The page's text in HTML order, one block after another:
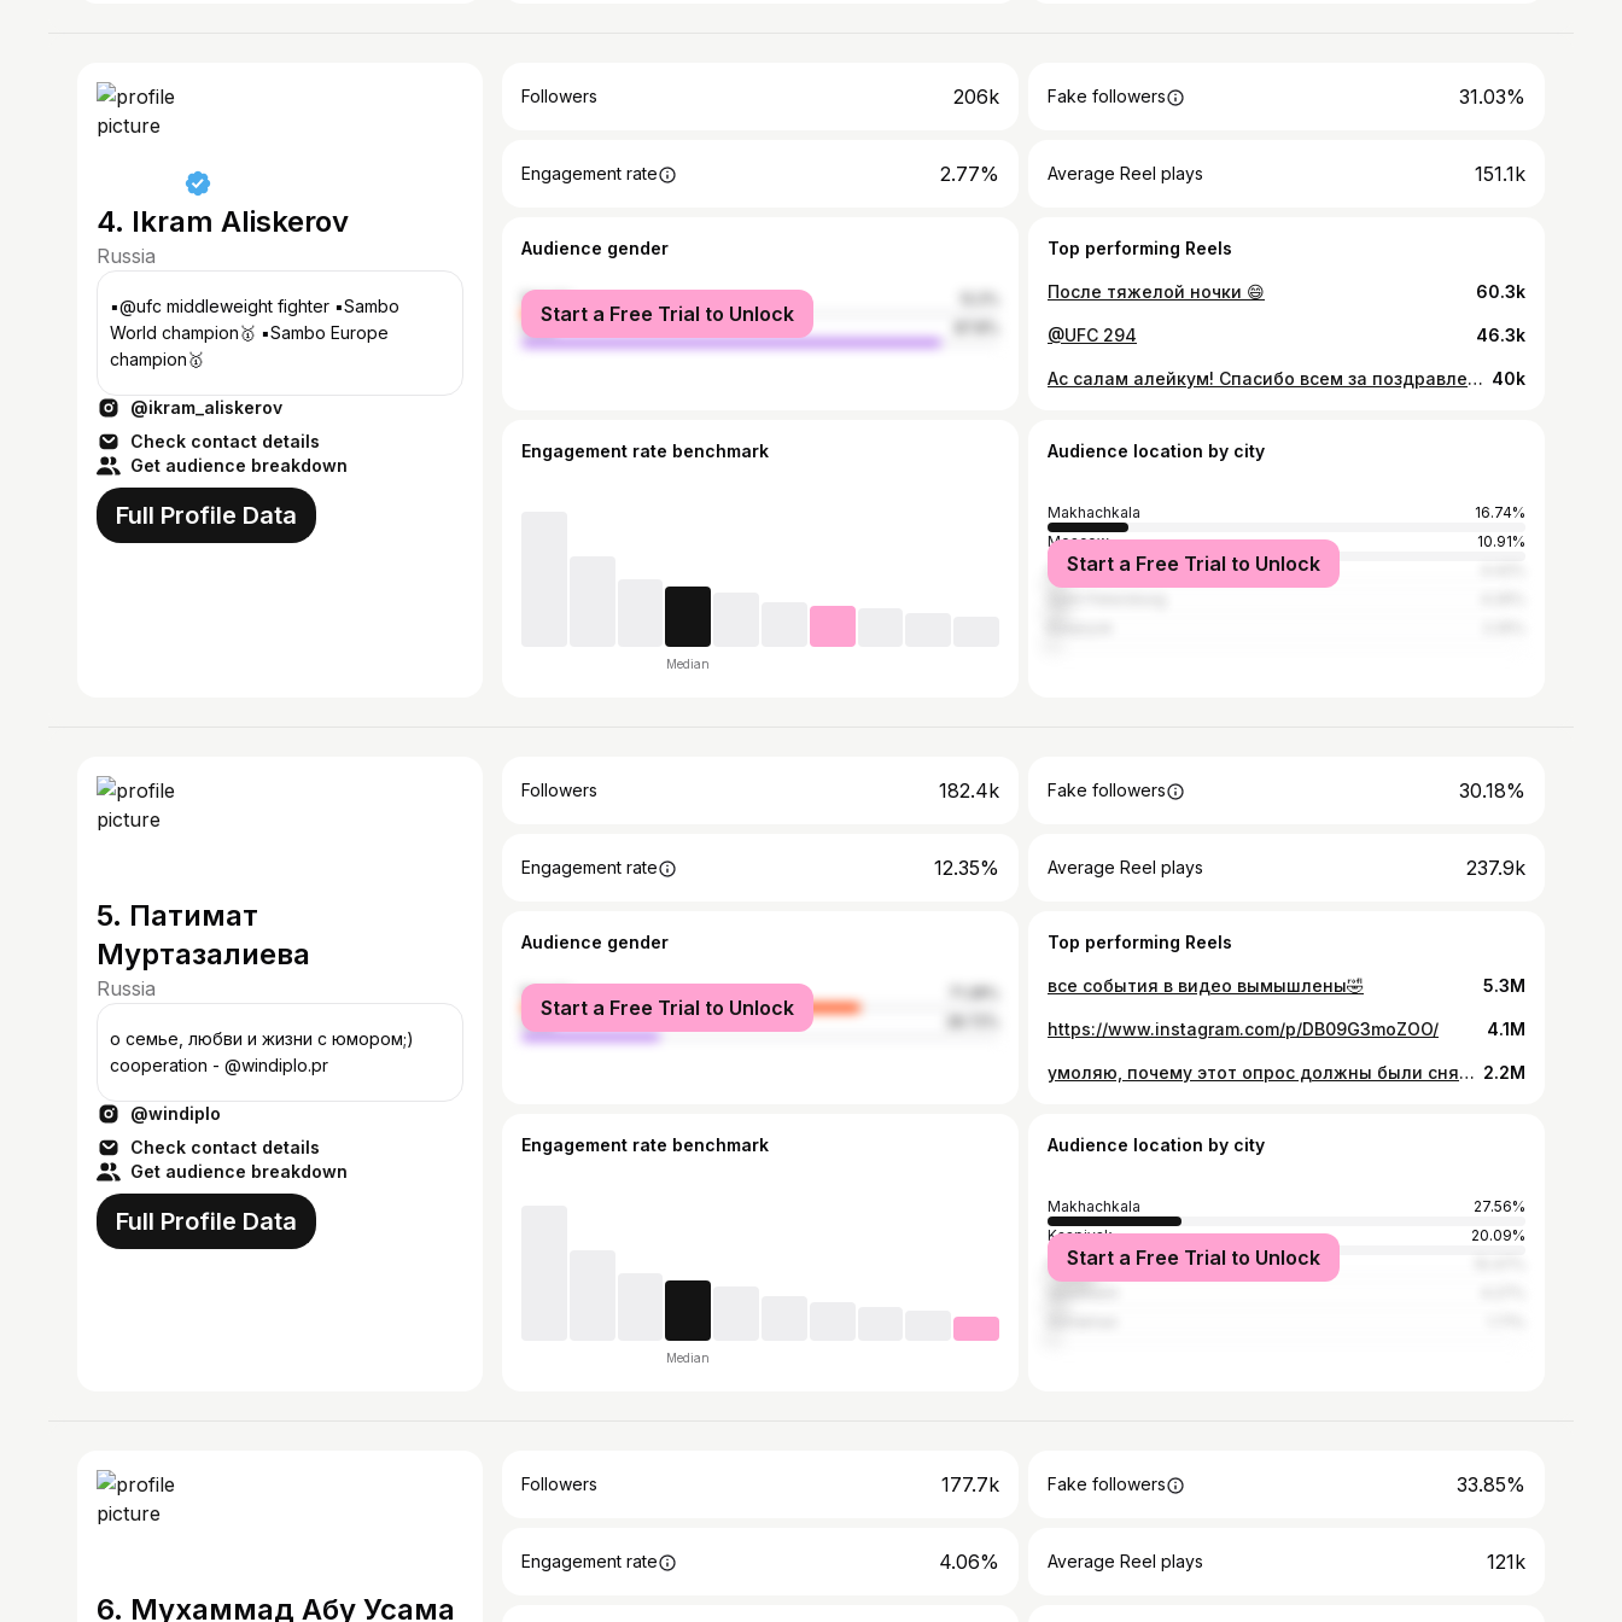
4. Ikram Aliskerov
Russia
▪️@ufc middleweight fighter ▪️Sambo
World champion🥇 ▪️Sambo Europe
champion🥇
@ikram_aliskerov
Check contact details
Get audience breakdown
Full Profile Data
Followers 206k Fake followers 31.03%
Engagement rate 2.77% Average Reel plays 151.1k
Audience gender
female
male
Start a Free Trial to Unlock
Top performing Reels
После тяжелой ночки 😄 60.3k
@UFC 294 46.3k
Ас салам алейкум! Спасибо всем за поздравления )))) 40k
Engagement rate benchmark
Median
Audience location by city
Makhachkala
16.74%
Moscow
10.91%
Derbent
Start a Free Trial to Unlock
5. Патимат
Муртазалиева
Russia
о семье, любви и жизни с юмором;)
cooperation - @windiplo.pr
@windiplo
Check contact details
Get audience breakdown
Full Profile Data
Followers 182.4k Fake followers 30.18%
Engagement rate 12.35% Average Reel plays 237.9k
Audience gender
female
male
Start a Free Trial to Unlock
Top performing Reels
все события в видео вымышлены🤣 5.3M
https://www.instagram.com/p/DB09G3moZOO/ 4.1M
умоляю, почему этот опрос должны были снять именно тогда, когда я выгляжу как местная попрошайка🤣 а вообще, я не учу географию всю жизнь, это просто осадочные школьные знания 2.2M
Engagement rate benchmark
Median
Audience location by city
Makhachkala
27.56%
Kaspiysk
20.09%
Moscow
Start a Free Trial to Unlock
6. Мухаммад Абу Усама
Followers 177.7k Fake followers 33.85%
Engagement rate 4.06% Average Reel plays 121k